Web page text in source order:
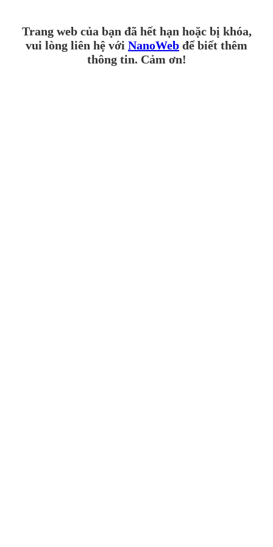
Trang web của bạn đã hết hạn hoặc bị khóa,
vui lòng liên hệ với NanoWeb để biết thêm
thông tin. Cảm ơn!